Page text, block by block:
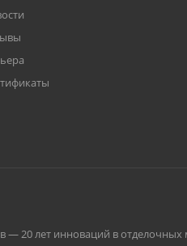
— 20 лет инноваций в отделочных